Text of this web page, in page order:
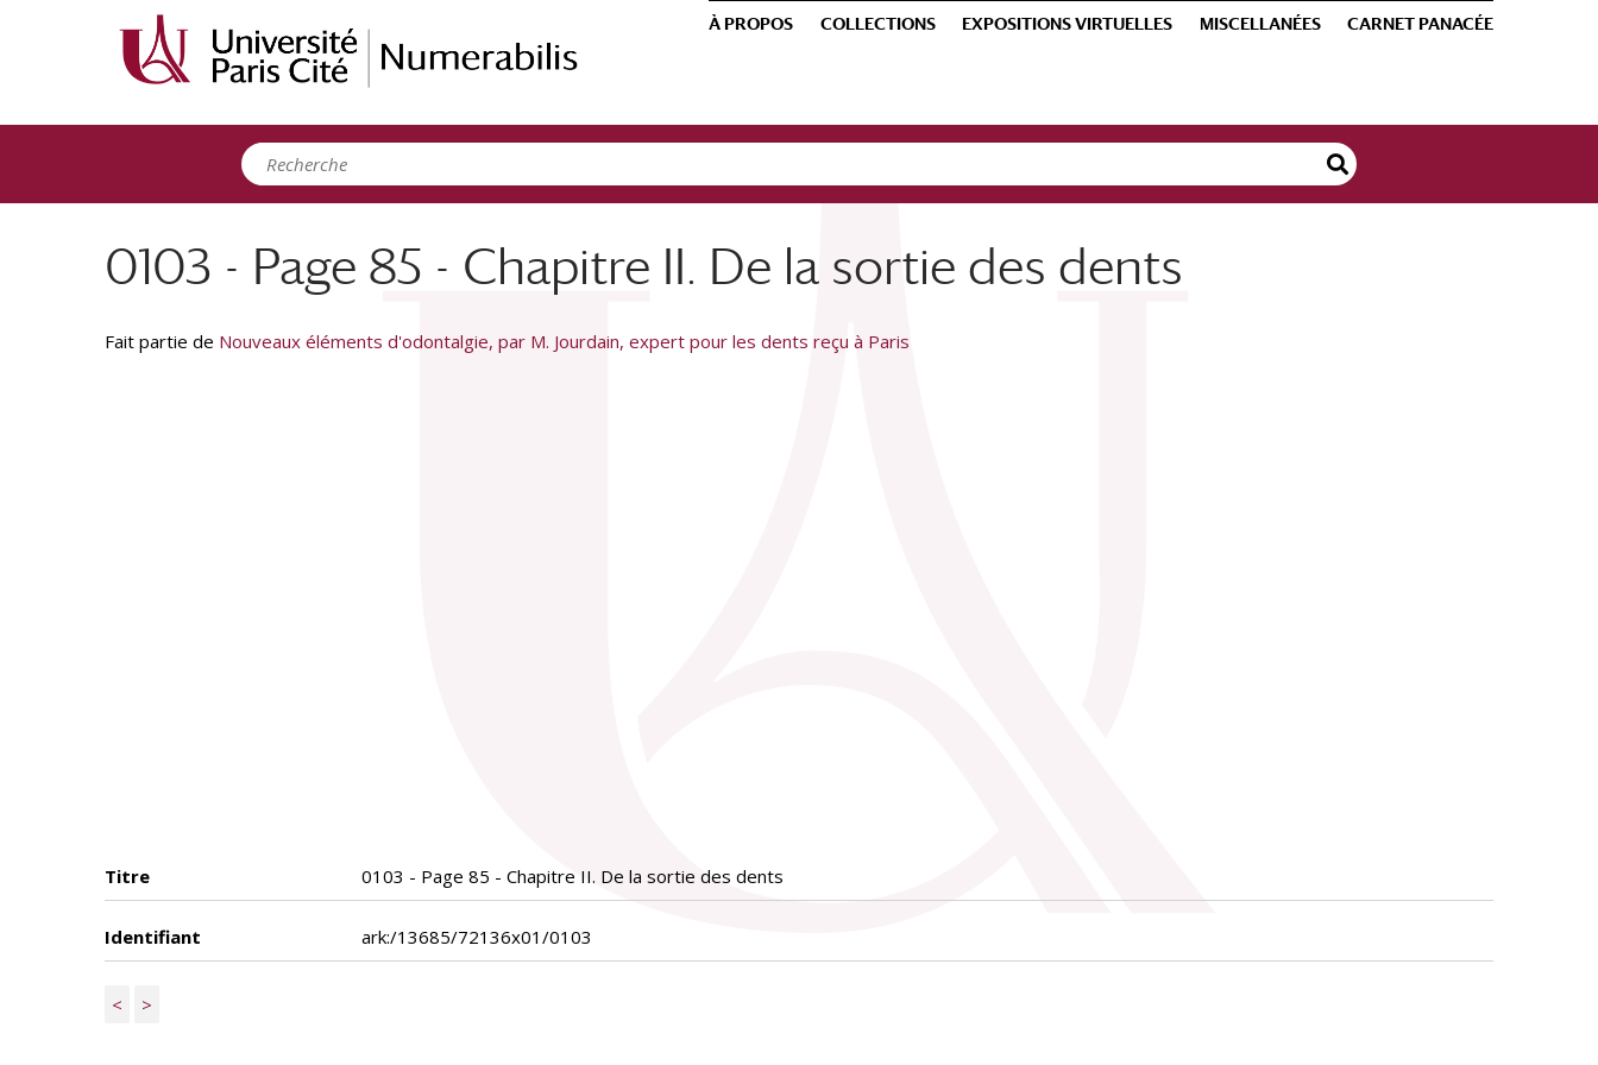
À PROPOS COLLECTIONS EXPOSITIONS VIRTUELLES MISCELLANÉES CARNET PANACÉE
0103 - Page 85 - Chapitre II. De la sortie des dents
Fait partie de Nouveaux éléments d'odontalgie, par M. Jourdain, expert pour les dents reçu à Paris
Titre 0103 - Page 85 - Chapitre II. De la sortie des dents
Identifiant ark:/13685/72136x01/0103
< >
Panneau de gestion des cookies